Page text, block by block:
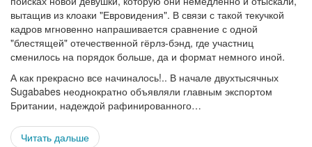
вытащив из клоаки "Евровидения". В связи с такой текучкой
кадров мгновенно напрашивается сравнение с одной
"блестящей" отечественной гёрлз-бэнд, где участниц
сменилось на порядок больше, да и формат немного иной.
А как прекрасно все начиналось!.. В начале двухтысячных
Sugababes неоднократно объявляли главным экспортом
Британии, надеждой рафинированного…
Читать дальше